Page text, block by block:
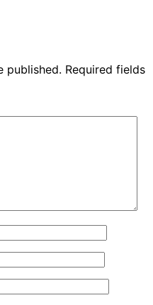
published. Required fields